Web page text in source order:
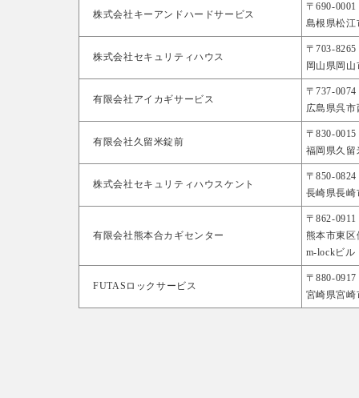
株式会社キーアンドハードサービス
〒690-0001
島根県松江
株式会社セキュリティハウス
〒703-8265
岡山県岡
有限会社アイカギサービス
〒737-0074
広島県呉
有限会社久留米錠前
〒830-0015
福岡県久留
株式会社セキュリティハウスケント
〒850-0824
長崎県長崎
有限会社熊本合カギセンター
〒862-0911
熊本市東区
m-lockビル
FUTASロックサービス
〒880-0917
宮崎県宮崎